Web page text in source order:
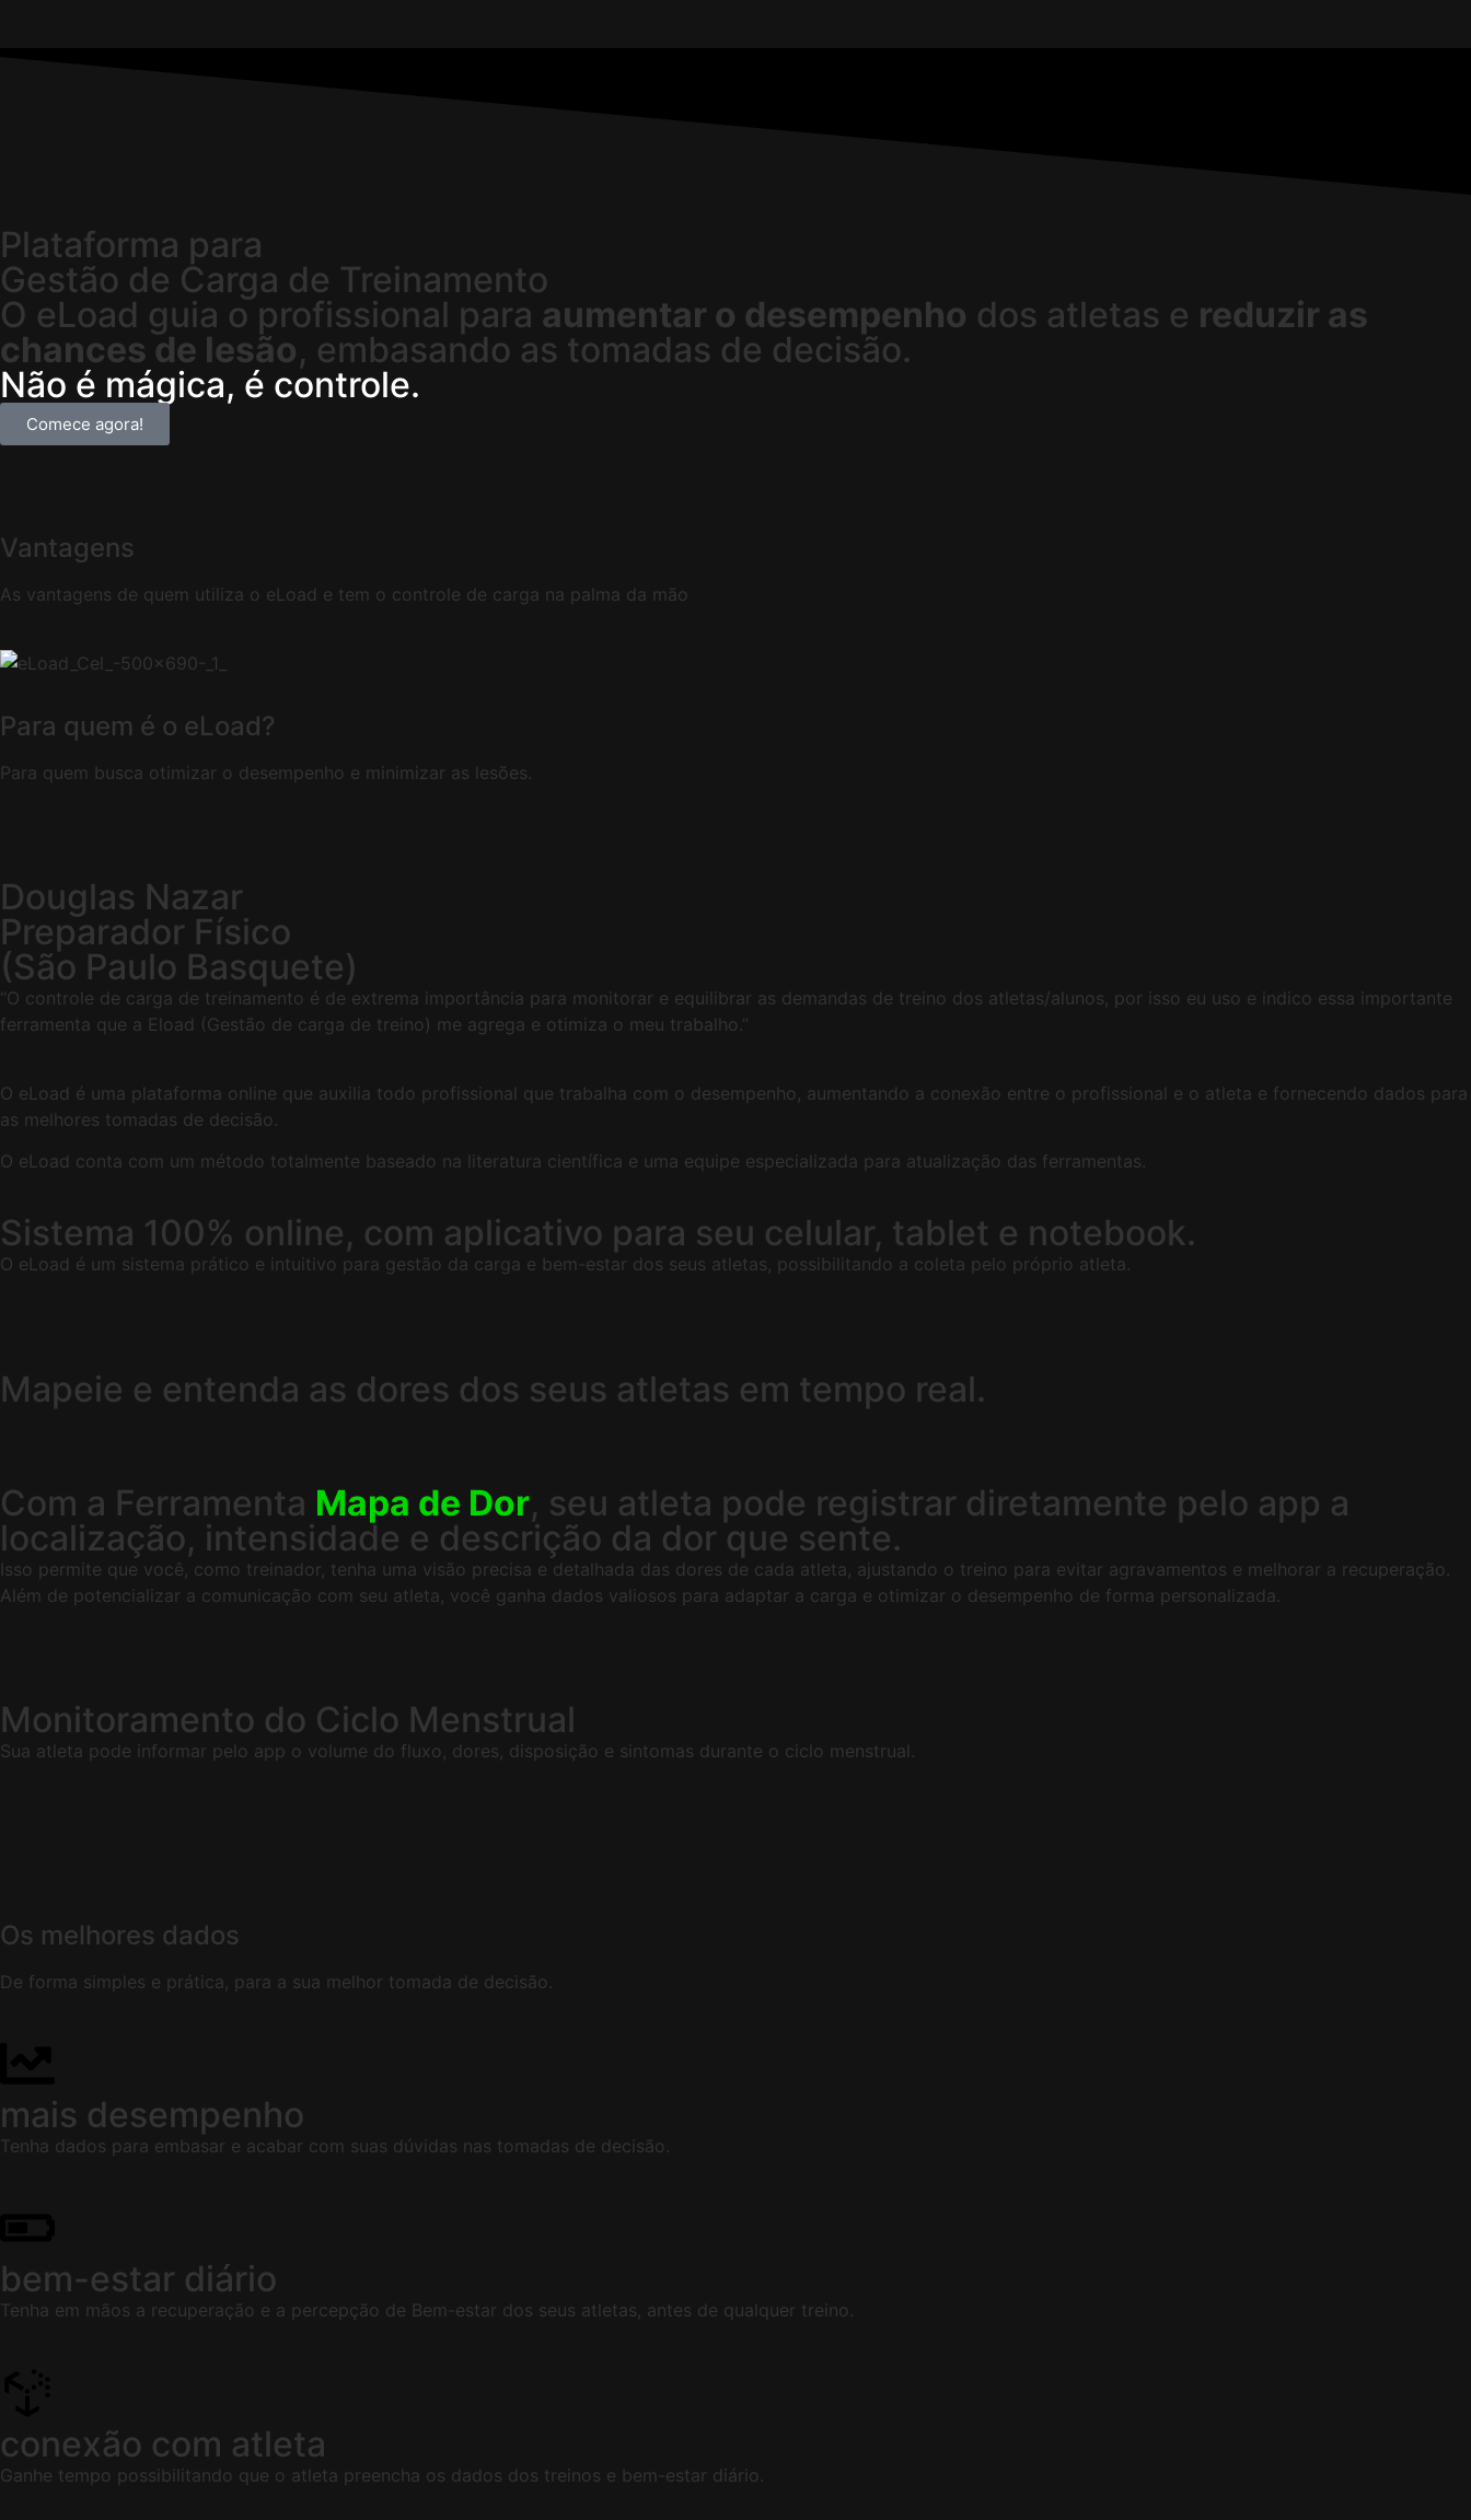
Plataforma para
Gestão de Carga de Treinamento
O eLoad guia o profissional para aumentar o desempenho dos atletas e reduzir as
chances de lesão, embasando as tomadas de decisão.
Não é mágica, é controle.
Comece agora!
Vantagens
As vantagens de quem utiliza o eLoad e tem o controle de carga na palma da mão
Para quem é o eLoad?
Para quem busca otimizar o desempenho e minimizar as lesões.
Douglas Nazar
Preparador Físico
(São Paulo Basquete)
“O controle de carga de treinamento é de extrema importância para monitorar e equilibrar as demandas de treino dos atletas/alunos, por isso eu uso e indico essa importante
ferramenta que a Eload (Gestão de carga de treino) me agrega e otimiza o meu trabalho.”
O eLoad é uma plataforma online que auxilia todo profissional que trabalha com o desempenho, aumentando a conexão entre o profissional e o atleta e fornecendo dados para
as melhores tomadas de decisão.
O eLoad conta com um método totalmente baseado na literatura científica e uma equipe especializada para atualização das ferramentas.
Sistema 100% online, com aplicativo para seu celular, tablet e notebook.
O eLoad é um sistema prático e intuitivo para gestão da carga e bem-estar dos seus atletas, possibilitando a coleta pelo próprio atleta.
Mapeie e entenda as dores dos seus atletas em tempo real.
Com a Ferramenta Mapa de Dor, seu atleta pode registrar diretamente pelo app a
localização, intensidade e descrição da dor que sente.
Isso permite que você, como treinador, tenha uma visão precisa e detalhada das dores de cada atleta, ajustando o treino para evitar agravamentos e melhorar a recuperação.
Além de potencializar a comunicação com seu atleta, você ganha dados valiosos para adaptar a carga e otimizar o desempenho de forma personalizada.
Monitoramento do Ciclo Menstrual
Sua atleta pode informar pelo app o volume do fluxo, dores, disposição e sintomas durante o ciclo menstrual.
Os melhores dados
De forma simples e prática, para a sua melhor tomada de decisão.
mais desempenho
Tenha dados para embasar e acabar com suas dúvidas nas tomadas de decisão.
bem-estar diário
Tenha em mãos a recuperação e a percepção de Bem-estar dos seus atletas, antes de qualquer treino.
conexão com atleta
Ganhe tempo possibilitando que o atleta preencha os dados dos treinos e bem-estar diário.